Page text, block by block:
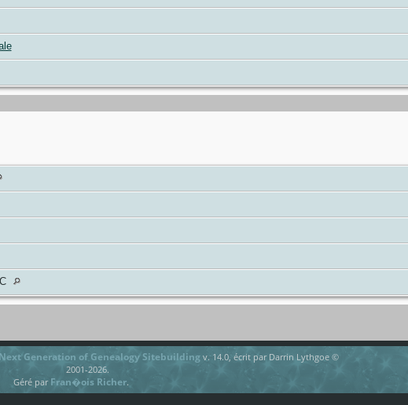
Generation of Genealogy Sitebuildingv. 14.0, écrit par Darrin Lythgoe ©
2001-2026.
Géré par Fran�ois Richer.